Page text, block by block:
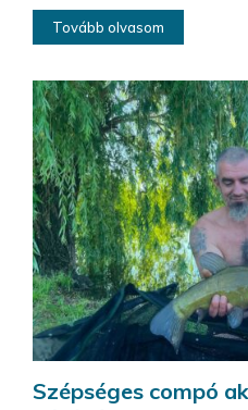
Tovább olvasom
Szépséges compó